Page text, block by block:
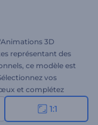
3D
représentant des
ce modèle est
vos
et complétez
Idéal pour les
de 1:1